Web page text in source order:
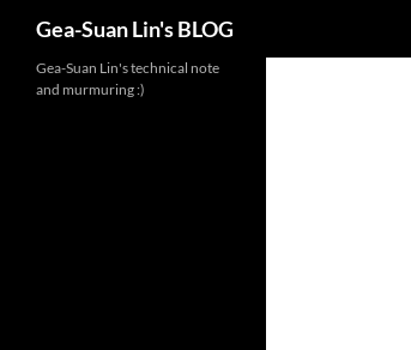
Gea-Suan Lin's BLOG
Gea-Suan Lin's technical note
and murmuring :)